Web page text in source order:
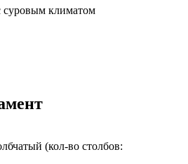
суровым климатом